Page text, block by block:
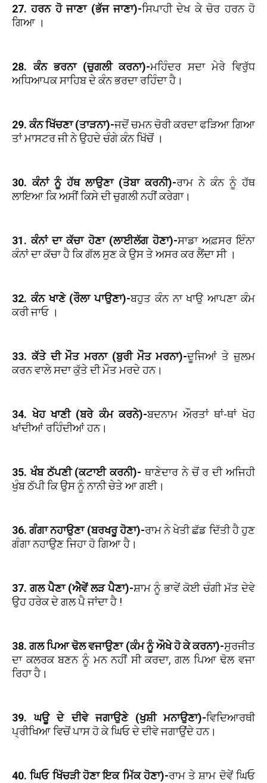
27. ਹਰਨ ਹੋ ਜਾਣਾ (ਭੱਜ ਜਾਣਾ)-ਸਿਪਾਹੀ ਦੇਖ ਕੇ ਚੋਰ ਹਰਨ ਹੋ
ਗਿਆ ।
28. ਕੰਨ ਭਰਨਾ (ਚੁਗਲੀ ਕਰਨਾ)-ਮਹਿੰਦਰ ਸਦਾ ਮੇਰੇ ਵਿਰੁੱਧ
ਅਧਿਆਪਕ ਸਾਹਿਬ ਦੇ ਕੰਨ ਭਰਦਾ ਰਹਿੰਦਾ ਹੈ।
29. ਕੰਨ ਖਿੱਚਣਾ (ਤਾੜਨਾ)-ਜਦੋਂ ਚਮਨ ਚੋਰੀ ਕਰਦਾ ਫੜਿਆ ਗਿਆ
ਤਾਂ ਮਾਸਟਰ ਜੀ ਨੇ ਉਹਦੇ ਚੰਗੇ ਕੰਨ ਖਿੱਚੋਂ ।
30. ਕੰਨਾਂ ਨੂੰ ਹੱਥ ਲਾਉਣਾ (ਤੋਬਾ ਕਰਨੀ)-ਰਾਮ ਨੇ ਕੰਨ ਨੂੰ ਹੱਥ
ਲਾਇਆ ਕਿ ਅਸੀਂ ਕਿਸੇ ਦੀ ਚੁਗਲੀ ਨਹੀਂ ਕਰੇਗਾ।
31. ਕੰਨਾਂ ਦਾ ਕੱਚਾ ਹੋਣਾ (ਲਾਈਲੱਗ ਹੋਣਾ)-ਸਾਡਾ ਅਫ਼ਸਰ ਇੰਨਾ
ਕੰਨਾਂ ਦਾ ਕੱਚਾ ਹੈ ਕਿ ਗੱਲ ਸੁਣ ਕੇ ਉਸ ਤੇ ਅਸਰ ਕਰ ਲੈਂਦਾ ਸੀ ।
32. ਕੰਨ ਖਾਣੇ (ਰੌਲਾ ਪਾਉਣਾ)-ਬਹੁਤ ਕੰਨ ਨਾ ਖਾਉ ਆਪਣਾ ਕੰਮ
ਕਰੀ ਜਾਓ ।
33. ਕੱਤੇ ਦੀ ਮੌਤ ਮਰਨਾ (ਬੁਰੀ ਮੌਤ ਮਰਨਾ)-ਦੂਜਿਆਂ ਤੇ ਜ਼ੁਲਮ
ਕਰਨ ਵਾਲੇ ਸਦਾਕੁੱਤੇ ਦੀ ਮੌਤ ਮਰਦੇ ਹਨ।
34. ਖੇਹ ਖਾਣੀ (ਬਰੇ ਕੰਮ ਕਰਨੇ)-ਬਦਨਾਮ ਔਰਤਾਂ ਥਾਂ-ਥਾਂ ਖੋਹ
ਖਾਂਦੀਆਂ ਰਹਿੰਦੀਆਂ ਹਨ।
35. ਖੰਬ ਠੱਪਣੀ (ਕਟਾਈ ਕਰਨੀ)- ਥਾਣੇਦਾਰ ਨੇ ਚੋਂ ਰ ਦੀ ਅਜਿਹੀ
ਖੁੰਬ ਠੱਪੀ ਕਿ ਉਸ ਨੂੰ ਨਾਨੀ ਚੇਤੇ ਆ ਗਈ।
36. ਗੰਗਾ ਨਹਾਉਣਾ (ਬਰਖਰੂ ਹੋਣਾ)-ਰਾਮ ਨੇ ਖੇਤੀ ਛੱਡ ਦਿੱਤੀ ਹੈ ਹੁਣ
ਗੰਗਾ ਨਹਾਉਣ ਜਿਹਾ ਹੋ ਗਿਆ ਹੈ।
37. ਗਲ ਪੈਣਾ (ਐਵੇਂ ਲੜ ਪੈਣਾ)-ਸ਼ਾਮ ਨੂੰ ਭਾਵੇਂ ਕੋਈ ਚੰਗੀ ਮੱਤ ਦੇਵੇ
ਉਹ ਹਰੇਕ ਦੇ ਗਲ ਪੈ ਜਾਂਦਾ ਹੈ !
38. ਗਲ ਪਿਆ ਢੋਲ ਵਜਾਉਣਾ (ਕੰਮ ਨੂੰ ਔਖੇ ਹੋ ਕੇ ਕਰਨਾ)-ਸੁਰਜੀਤ
ਦਾ ਕਲਰਕ ਬਣਨ ਨੂੰ ਮਨ ਨਹੀਂ ਸੀ ਕਰਦਾ, ਗਲ ਪਿਆ ਢੋਲ ਵਜਾ
ਰਿਹਾ ਹੈ।
39. ਘਊ ਦੇ ਦੀਵੇ ਜਗਾਉਣੇ (ਖੁਸ਼ੀ ਮਨਾਉਣਾ)-ਵਿਦਿਆਰਥੀ
ਪ੍ਰੀਖਿਆ ਵਿਚੋਂ ਪਾਸ ਹੋ ਕੇ ਘਿਓ ਦੇ ਦੀਵੇ ਜਗਾਉਂਦੇ ਹਨ।
40. ਘਿਓ ਖਿੱਚੜੀ ਹੋਣਾ ਇਕ ਮਿੱਕ ਹੋਣਾ)-ਰਾਮ ਤੇ ਸ਼ਾਮ ਦੋਵੇਂ ਘਿਓ